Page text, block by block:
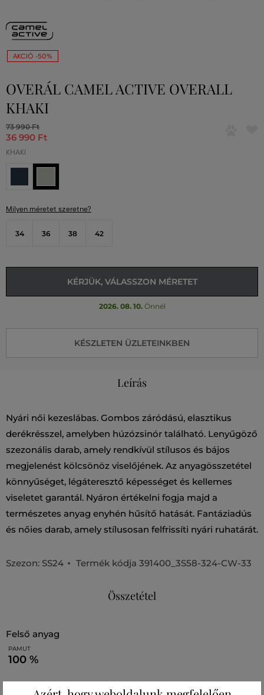
AKCIÓ -50%
OVERÁL CAMEL ACTIVE OVERALL
KHAKI
73 990 Ft
36 990 Ft
KHAKI
Milyen méretet szeretne?
34 36 38 42
KÉRJÜK, VÁLASSZON MÉRETET
2026. 08. 10.Önnél
KÉSZLETEN ÜZLETEINKBEN
Leírás
Nyári női kezeslábas. Gombos záródású, elasztikus
derékrésszel, amelyben húzózsinór található. Lenyűgöző
szezonális darab, amely rendkívül stílusos és bájos
megjelenést kölcsönöz viselőjének. Az anyagösszetétel
könnyűséget, légáteresztő képességet és kellemes
viseletet garantál. Nyáron értékelni fogja majd a
természetes anyag enyhén hűsítő hatását. Fantáziadús
és nőies darab, amely stílusosan felfrissíti nyári ruhatárát.
Szezon: SS24 Termék kódja 391400_3S58-324-CW-33
Összetétel
felső anyag
PAMUT
100 %